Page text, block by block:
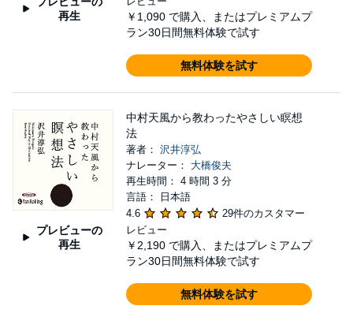
再生
￥1,090 で購入、またはプレミアムプ
ラン30日間無料体験で試す
無料体験を試す
プレビューの
再生
中村天風から教わったやさしい瞑想
法
著者： 沢井淳弘
ナレーター： 大橋俊夫
再生時間： 4 時間 3 分
言語： 日本語
4.6
29件のカスタマー
レビュー
￥2,190 で購入、またはプレミアムプ
ラン30日間無料体験で試す
無料体験を試す